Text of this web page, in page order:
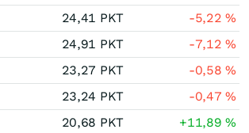
24,41 PKT -5,22%
24,91 PKT -7,12%
23,27 PKT -0,58%
23,24 PKT -0,47%
20,68 PKT +11,89%